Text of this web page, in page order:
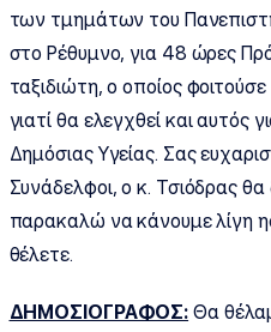
των τμημάτων του
στο Ρέθυμνο, για 48 ώρες
ταξιδιώτη, ο οποίος
γιατί θα ελεγχθεί και αυτός
Δημόσιας Υγείας. Σας
Συνάδελφοι, ο κ. Τσιόδρας
παρακαλώ να κάνουμε λίγη
θέλετε.
ΔΗΜΟΣΙΟΓΡΑΦΟΣ: Θα